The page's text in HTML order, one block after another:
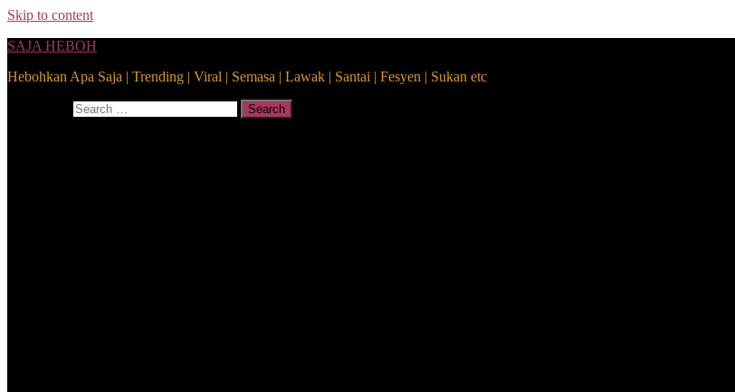
Skip to content
SAJA HEBOH
Hebohkan Apa Saja | Trending | Viral | Semasa | Lawak | Santai | Fesyen | Sukan etc
Search